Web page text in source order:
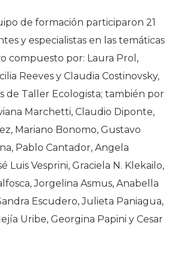
de formación participaron 21
y especialistas en las temáticas
compuesto por: Laura Prol,
Reeves y Claudia Costinovsky,
de Taller Ecologista; también por
Marchetti, Claudio Diponte,
Mariano Bonomo, Gustavo
Pablo Cantador, Angela
Luis Vesprini, Graciela N. Klekailo,
Jorgelina Asmus, Anabella
Escudero, Julieta Paniagua,
Uribe, Georgina Papini y Cesar